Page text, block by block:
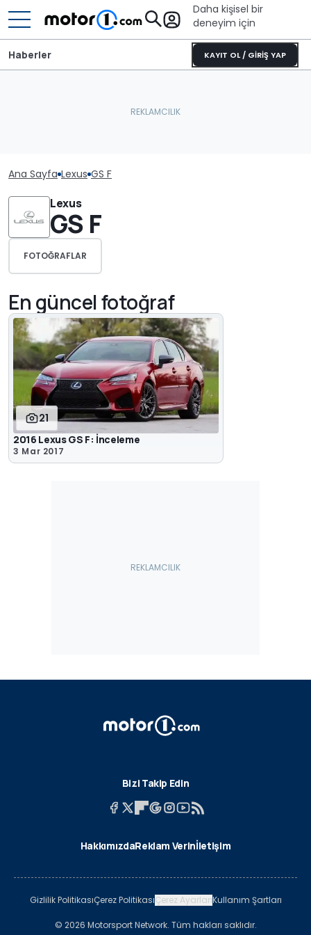
Daha kişisel bir
deneyim için
KAYIT OL / GİRİŞ YAP
Haberler
Ana Sayfa Lexus GS F
Lexus
GS F
FOTOĞRAFLAR
En güncel fotoğraf
21
2016 Lexus GS F: İnceleme
3 Mar 2017
Bizi Takip Edin
HakkımızdaReklam Verinİletişim
Gizlilik PolitikasıÇerez PolitikasıÇerez AyarlarıKullanım Şartları
© 2026 Motorsport Network. Tüm hakları saklıdır.